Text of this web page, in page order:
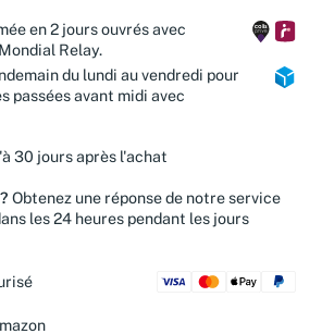
en 2 jours ouvrés avec
Relay.
du lundi au vendredi pour
passées avant midi avec
30 jours après l'achat
Obtenez une réponse de notre service
les 24 heures pendant les jours